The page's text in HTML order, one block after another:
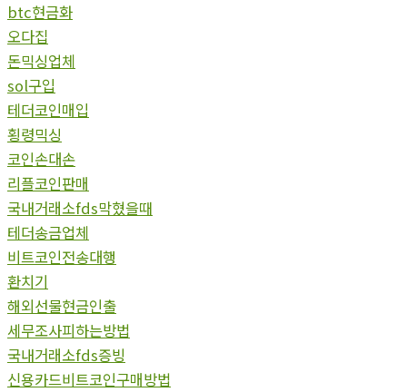
btc현금화
오다집
돈믹싱업체
sol구입
테더코인매입
횡령믹싱
코인손대손
리플코인판매
국내거래소fds막혔을때
테더송금업체
비트코인전송대행
환치기
해외선물현금인출
세무조사피하는방법
국내거래소fds증빙
신용카드비트코인구매방법